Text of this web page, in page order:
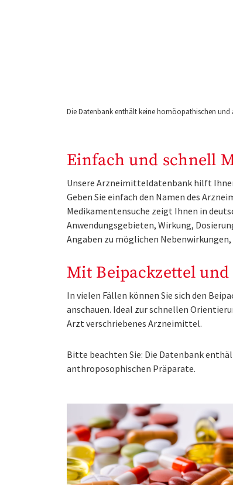
Die Datenbank enthält keine homöopathischen
Einfach und schnell
Unsere Arzneimitteldatenbank hilft
Geben Sie einfach den Namen des
Medikamentensuche zeigt Ihnen in
Anwendungsgebieten, Wirkung,
Angaben zu möglichen
Mit Beipackzettel und
In vielen Fällen können Sie sich den
anschauen. Ideal zur schnellen
Arzt verschriebenes Arzneimittel.
Bitte beachten Sie: Die Datenbank
anthroposophischen Präparate.